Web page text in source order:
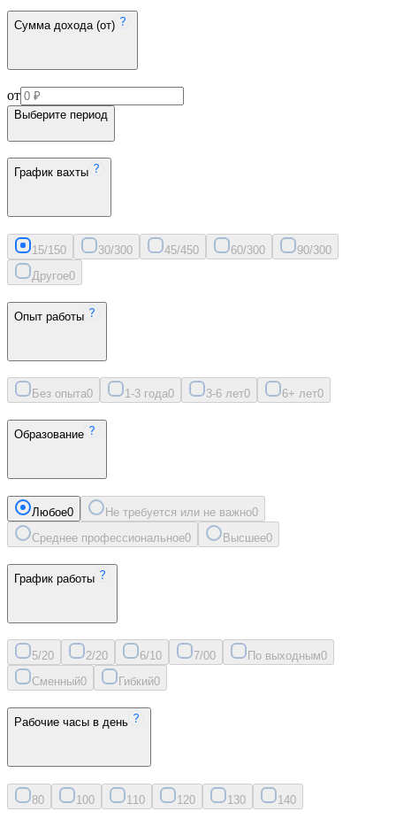
Сумма дохода (от)
от
Выберите период
График вахты
15/150 30/300 45/450 60/300 90/300
Другое0
Опыт работы
Без опыта0 1-3 года0 3-6 лет0 6+ лет0
Образование
Любое0 Не требуется или не важно0
Среднее профессиональное0 Высшее0
График работы
5/20 2/20 6/10 7/00 По выходным0
Сменный0 Гибкий0
Рабочие часы в день
80 100 11 0 120 130 140